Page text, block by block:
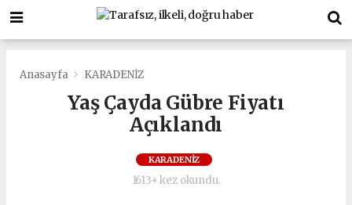
Anasayfa KARADENİZ
Yaş Çayda Gübre Fiyatı
Açıklandı
KARADENİZ
1613+ kez okundu.